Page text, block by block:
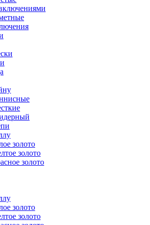
золото
золото
золото
золото
золото